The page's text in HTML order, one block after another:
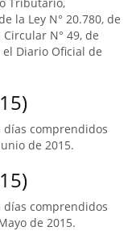
la Ley N° 20.780, de
N° 49, de
Diario Oficial de
días comprendidos
de 2015.
días comprendidos
de 2015.